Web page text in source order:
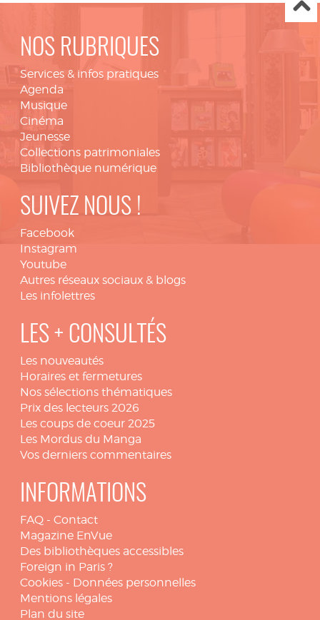
NOS RUBRIQUES
Services & infos pratiques
Agenda
Musique
Cinéma
Jeunesse
Collections patrimoniales
Bibliothèque numérique
SUIVEZ NOUS !
Facebook
Instagram
Youtube
Autres réseaux sociaux & blogs
Les infolettres
LES + CONSULTÉS
Les nouveautés
Horaires et fermetures
Nos sélections thématiques
Prix des lecteurs 2026
Les coups de coeur 2025
Les Mordus du Manga
Vos derniers commentaires
INFORMATIONS
FAQ - Contact
Magazine EnVue
Des bibliothèques accessibles
Foreign in Paris ?
Cookies - Données personnelles
Mentions légales
Plan du site